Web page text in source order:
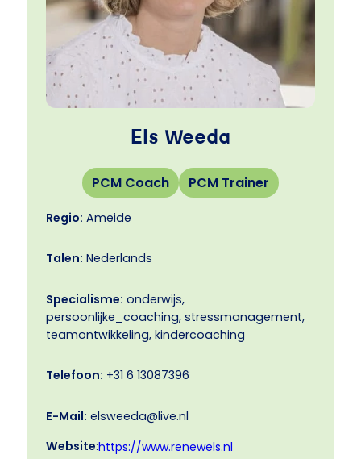
Els Weeda
PCM Coach PCM Trainer
Regio: Ameide
Talen: Nederlands
Specialisme: onderwijs,
persoonlijke_coaching, stressmanagement,
teamontwikkeling, kindercoaching
Telefoon: +31 6 13087396
E-Mail: elsweeda@live.nl
Website:https://www.renewels.nl